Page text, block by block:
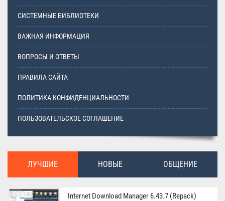
СИСТЕМНЫЕ БИБЛИОТЕКИ
ВАЖНАЯ ИНФОРМАЦИЯ
ВОПРОСЫ И ОТВЕТЫ
ПРАВИЛА САЙТА
ПОЛИТИКА КОНФИДЕНЦИАЛЬНОСТИ
ПОЛЬЗОВАТЕЛЬСКОЕ СОГЛАШЕНИЕ
ЛУЧШИЕ НОВЫЕ ОБЩЕНИЕ
Internet Download Manager 6.43.7 (Repack)